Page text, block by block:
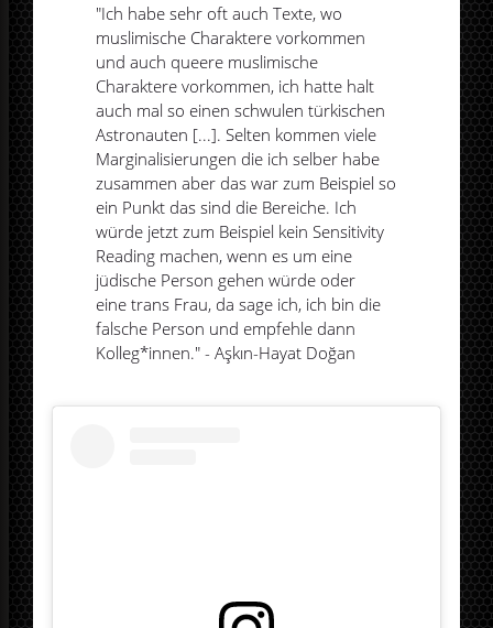
"Ich habe sehr oft auch Texte, wo
muslimische Charaktere vorkommen
und auch queere muslimische
Charaktere vorkommen, ich hatte halt
auch mal so einen schwulen türkischen
Astronauten [...]. Selten kommen viele
Marginalisierungen die ich selber habe
zusammen aber das war zum Beispiel so
ein Punkt das sind die Bereiche. Ich
würde jetzt zum Beispiel kein Sensitivity
Reading machen, wenn es um eine
jüdische Person gehen würde oder
eine trans Frau, da sage ich, ich bin die
falsche Person und empfehle dann
Kolleg*innen." - Aşkın-Hayat Doğan